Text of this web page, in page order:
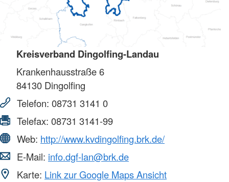
Kreisverband Dingolfing-Landau
Krankenhausstraße 6
84130 Dingolfing
Telefon: 08731 3141 0
Telefax: 08731 3141-99
Web: http://www.kvdingolfing.brk.de/
E-Mail: info.dgf-lan@brk.de
Karte: Link zur Google Maps Ansicht